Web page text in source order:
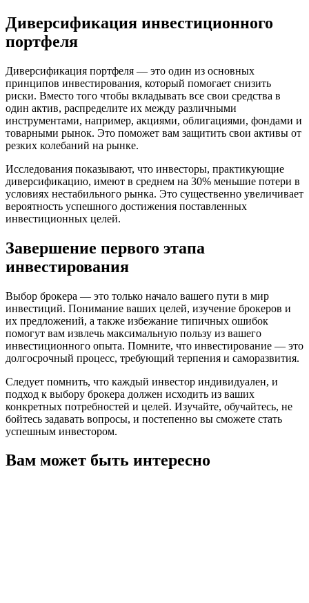
Диверсификация инвестиционного
портфеля
Диверсификация портфеля — это один из основных
принципов инвестирования, который помогает снизить
риски. Вместо того чтобы вкладывать все свои средства в
один актив, распределите их между различными
инструментами, например, акциями, облигациями, фондами и
товарными рынок. Это поможет вам защитить свои активы от
резких колебаний на рынке.
Исследования показывают, что инвесторы, практикующие
диверсификацию, имеют в среднем на 30% меньшие потери в
условиях нестабильного рынка. Это существенно увеличивает
вероятность успешного достижения поставленных
инвестиционных целей.
Завершение первого этапа
инвестирования
Выбор брокера — это только начало вашего пути в мир
инвестиций. Понимание ваших целей, изучение брокеров и
их предложений, а также избежание типичных ошибок
помогут вам извлечь максимальную пользу из вашего
инвестиционного опыта. Помните, что инвестирование — это
долгосрочный процесс, требующий терпения и саморазвития.
Следует помнить, что каждый инвестор индивидуален, и
подход к выбору брокера должен исходить из ваших
конкретных потребностей и целей. Изучайте, обучайтесь, не
бойтесь задавать вопросы, и постепенно вы сможете стать
успешным инвестором.
Вам может быть интересно